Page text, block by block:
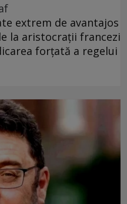
extrem de avantajos
la aristocrații francezi
forțată a regelui